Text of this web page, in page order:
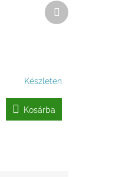
Készleten
Kosárba
Következő
termék